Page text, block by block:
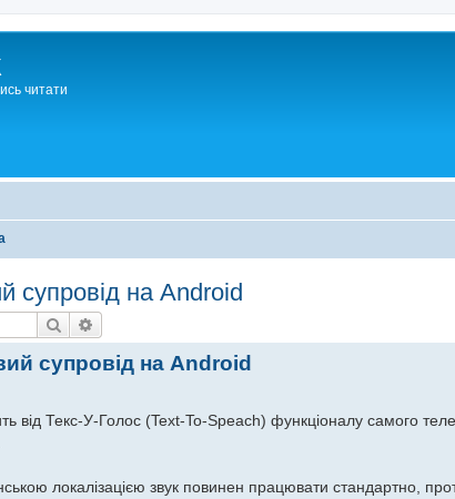
читати
супровід на Android
Пошук
супровід на Android
від Текс-У-Голос (Text-To-Speach) функціоналу самого
локалізацією звук повинен працювати стандартно,